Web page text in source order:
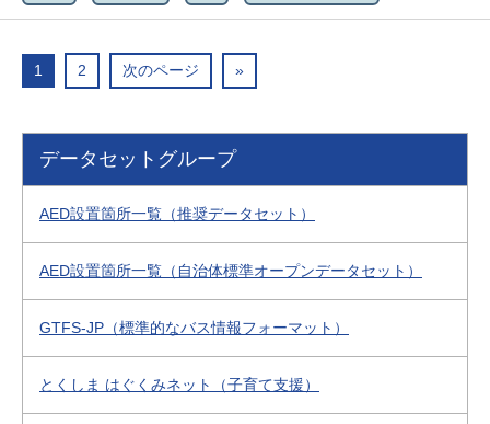
1 2 次のページ »
データセットグループ
AED設置箇所一覧（推奨データセット）
AED設置箇所一覧（自治体標準オープンデータセット）
GTFS-JP（標準的なバス情報フォーマット）
とくしま はぐくみネット（子育て支援）